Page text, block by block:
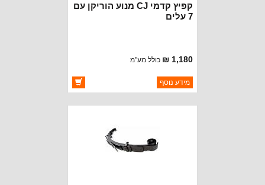
קפיץ קדמי CJ מנוע הוריקן עם
7 עלים
1,180 ₪ כולל מע"מ
ברקוד: 999529
יצרן:CROWN AUTOMOTIVE
מידע נוסף